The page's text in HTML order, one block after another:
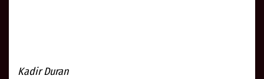
Kadir Duran